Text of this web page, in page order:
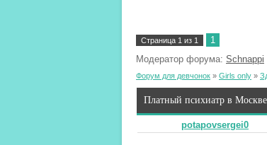
Страница 1 из 1
1
Модератор форума: Schnappi
Форум для девчонок » Girls only »
Платный психиатр в Москве
potapovsergei0